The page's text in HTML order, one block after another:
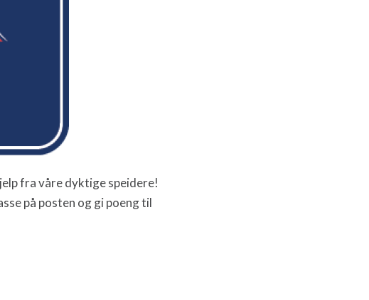
fra våre dyktige speidere!
på posten og gi poeng til